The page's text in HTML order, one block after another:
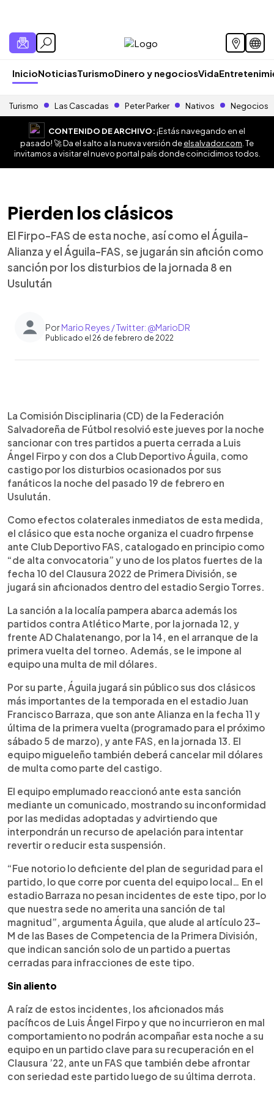
InicioNoticiasTurismoDinero y negociosVida
Turismo Las Cascadas Peter Parker Nativos Negocios
CONTENIDO DE ARCHIVO:¡Estás navegando en el
pasado! 🚀 Da el salto a la nueva versión deelsalvador.com . Te
invitamos a visitar el nuevo portal país donde coincidimos todos.
Pierden los clásicos
El Firpo-FAS de esta noche, así como el Águila-
Alianza y el Águila-FAS, se jugarán sin afición como
sanción por los disturbios de la jornada 8 en
Usulután
PorMario Reyes / Twitter: @MarioDR
Publicado el 26 de febrero de 2022
► Escuchar artículo
La Comisión Disciplinaria (CD) de la Federación
Salvadoreña de Fútbol resolvió este jueves por la noche
sancionar con tres partidos a puerta cerrada a Luis
Ángel Firpo y con dos a Club Deportivo Águila, como
castigo por los disturbios ocasionados por sus
fanáticos la noche del pasado 19 de febrero en
Usulután.
Como efectos colaterales inmediatos de esta medida,
el clásico que esta noche organiza el cuadro firpense
ante Club Deportivo FAS, catalogado en principio como
“de alta convocatoria” y uno de los platos fuertes de la
fecha 10 del Clausura 2022 de Primera División, se
jugará sin aficionados dentro del estadio Sergio Torres.
La sanción a la localía pampera abarca además los
partidos contra Atlético Marte, por la jornada 12, y
frente AD Chalatenango, por la 14, en el arranque de la
primera vuelta del torneo. Además, se le impone al
equipo una multa de mil dólares.
Por su parte, Águila jugará sin público sus dos clásicos
más importantes de la temporada en el estadio Juan
Francisco Barraza, que son ante Alianza en la fecha 11 y
última de la primera vuelta (programado para el próximo
sábado 5 de marzo), y ante FAS, en la jornada 13. El
equipo migueleño también deberá cancelar mil dólares
de multa como parte del castigo.
El equipo emplumado reaccionó ante esta sanción
mediante un comunicado, mostrando su inconformidad
por las medidas adoptadas y advirtiendo que
interpondrán un recurso de apelación para intentar
revertir o reducir esta suspensión.
“Fue notorio lo deficiente del plan de seguridad para el
partido, lo que corre por cuenta del equipo local… En el
estadio Barraza no pesan incidentes de este tipo, por lo
que nuestra sede no amerita una sanción de tal
magnitud”, argumenta Águila, que alude al artículo 23-
M de las Bases de Competencia de la Primera División,
que indican sanción solo de un partido a puertas
cerradas para infracciones de este tipo.
Sin aliento
A raíz de estos incidentes, los aficionados más
pacíficos de Luis Ángel Firpo y que no incurrieron en mal
comportamiento no podrán acompañar esta noche a su
equipo en un partido clave para su recuperación en el
Clausura ’22, ante un FAS que también debe afrontar
con seriedad este partido luego de su última derrota.